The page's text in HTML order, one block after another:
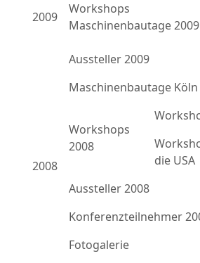
2009
Workshops
Maschinenbautage 2009
Aussteller 2009
2008
Maschinenbautage Köln
Workshops
2008
die USA
Aussteller 2008
Konferenzteilnehmer
Fotogalerie